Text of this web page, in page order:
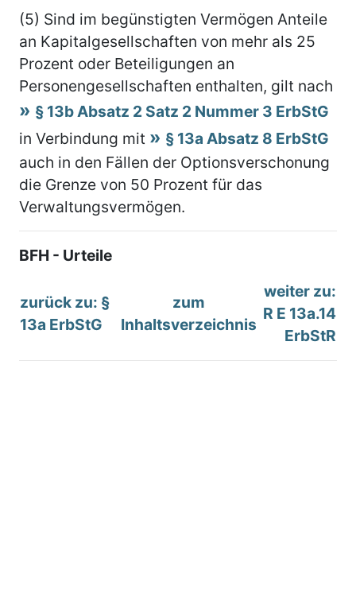
(5) Sind im begünstigten Vermögen Anteile
an Kapitalgesellschaften von mehr als 25
Prozent oder Beteiligungen an
Personengesellschaften enthalten, gilt nach
§ 13b Absatz 2 Satz 2 Nummer 3 ErbStG
in Verbindung mit
§ 13a Absatz 8 ErbStG
auch in den Fällen der Optionsverschonung
die Grenze von 50 Prozent für das
Verwaltungsvermögen.
BFH - Urteile
zurück zu: §
13a ErbStG
zum
Inhaltsverzeichnis
weiter zu:
R E 13a.14
ErbStR